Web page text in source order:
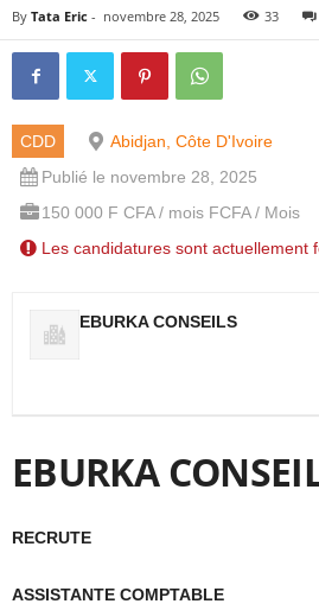
By Tata Eric - novembre 28, 2025 33
CDD
Abidjan, Côte D'Ivoire
Publié le novembre 28, 2025
150 000 F CFA / mois FCFA / Mois
Les candidatures sont actuellement
EBURKA CONSEILS
EBURKA
RECRUTE
ASSISTANTE COMPTABLE